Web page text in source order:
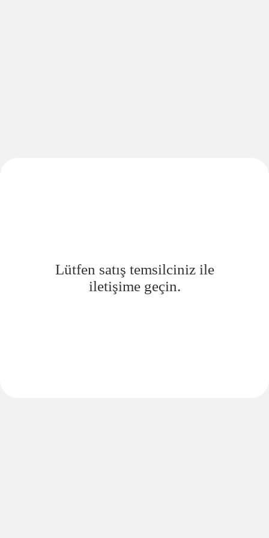
Lütfen satış temsilciniz ile
iletişime geçin.